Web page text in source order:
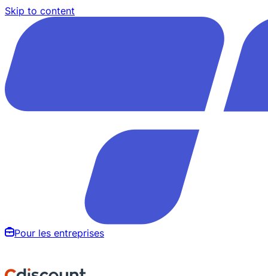
Skip to content
Pour les entreprises